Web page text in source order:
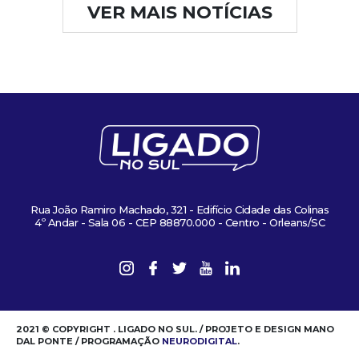
VER MAIS NOTÍCIAS
Rua João Ramiro Machado, 321 - Edifício Cidade das Colinas
4º Andar - Sala 06 - CEP 88870.000 - Centro - Orleans/SC
2021 © COPYRIGHT . LIGADO NO SUL. / PROJETO E DESIGN MANO
DAL PONTE / PROGRAMAÇÃO NEURODIGITAL.